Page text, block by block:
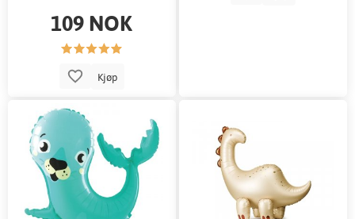
109 NOK
Kjøp